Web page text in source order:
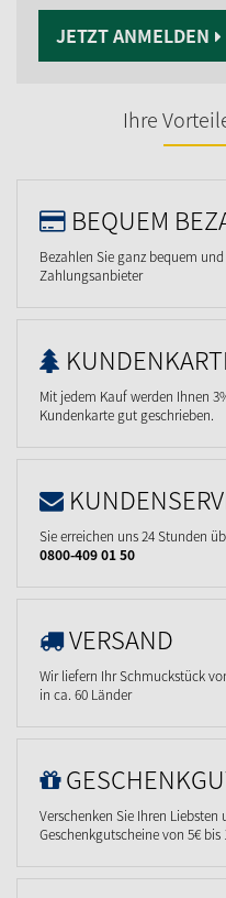
JETZT ANMELDEN
Ihre
BEQUEM
Bezahlen Sie ganz bequem
Zahlungsanbieter
Mit jedem Kauf werden Ihnen
Kundenkarte gut geschrieben.
Sie erreichen uns 24 Stunden
0800-409 01 50
VERSAND
Wir liefern Ihr Schmuckstück
in ca. 60 Länder
Verschenken Sie Ihren
Geschenkgutscheine von 5€ bis